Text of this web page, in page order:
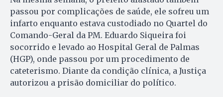
passou por complicações de saúde, ele sofreu um
infarto enquanto estava custodiado no Quartel do
Comando-Geral da PM. Eduardo Siqueira foi
socorrido e levado ao Hospital Geral de Palmas
(HGP), onde passou por um procedimento de
cateterismo. Diante da condição clínica, a Justiça
autorizou a prisão domiciliar do político.